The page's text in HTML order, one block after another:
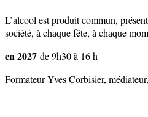
L’alcool est produit commun,
société, à chaque fête, à chaque
en 2027 de 9h30 à 16 h
Formateur Yves Corbisier,